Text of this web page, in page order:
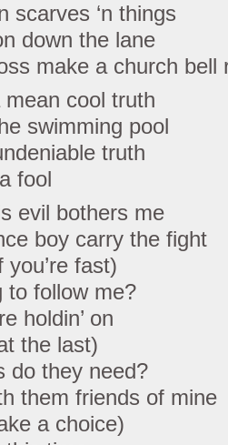
scarves ‘n things
down the lane
make a church bell
cool truth
swimming pool
truth
fool
evil bothers me
boy carry the fight
fast)
to follow me?
holdin’ on
the last)
do they need?
them friends of mine
a choice)